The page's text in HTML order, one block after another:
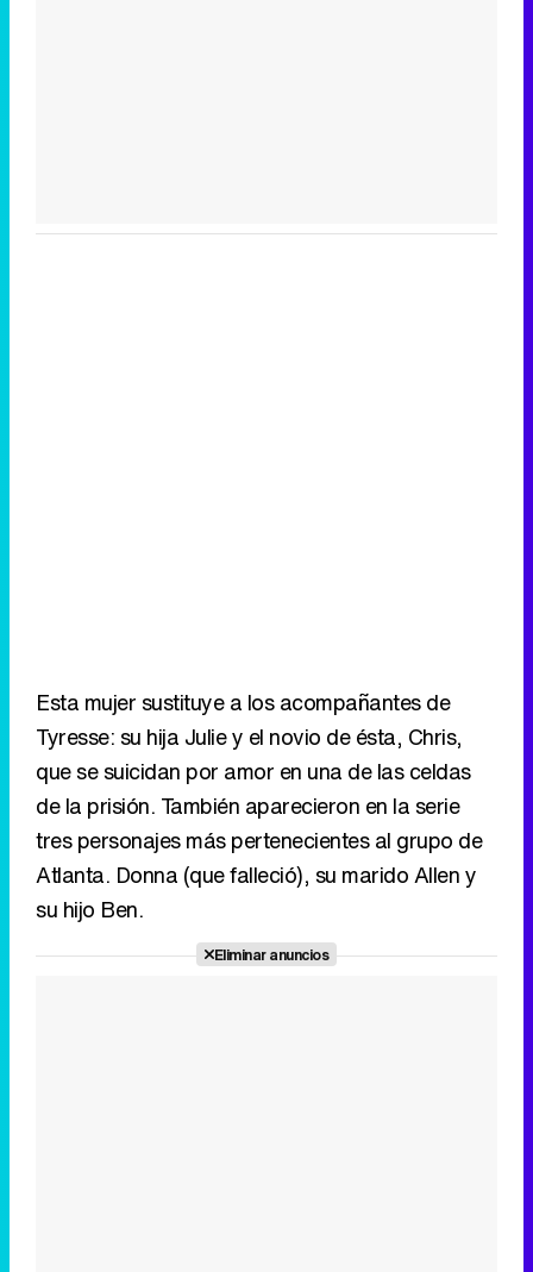
Esta mujer sustituye a los acompañantes de
Tyresse: su hija Julie y el novio de ésta, Chris,
que se suicidan por amor en una de las celdas
de la prisión. También aparecieron en la serie
tres personajes más pertenecientes al grupo de
Atlanta. Donna (que falleció), su marido Allen y
su hijo Ben.
Eliminar anuncios